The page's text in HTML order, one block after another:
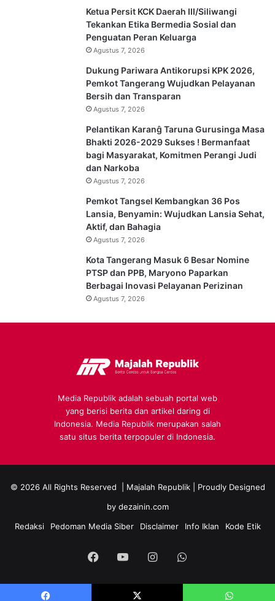
Ketua Persit KCK Daerah III/Siliwangi
Tekankan Etika Bermedia Sosial dan
Penguatan Peran Keluarga
Agustus 7, 2026
Dukung Pariwara Antikorupsi KPK 2026,
Pemkot Tangerang Wujudkan Pelayanan
Bersih dan Transparan
Agustus 7, 2026
Pelantikan Karanĝ Taruna Gurusinga Masa
Bhakti 2026-2029 Sukses ! Bermanfaat
bagi Masyarakat, Komitmen Perangi Judi
dan Narkoba
Agustus 7, 2026
Pemkot Tangsel Kembangkan 36 Pos
Lansia, Benyamin: Wujudkan Lansia Sehat,
Aktif, dan Bahagia
Agustus 7, 2026
Kota Tangerang Masuk 6 Besar Nomine
PTSP dan PPB, Maryono Paparkan
Berbagai Inovasi Pelayanan Perizinan
Agustus 7, 2026
Media Republik adalah sebuah portal web
yang berisi berita dan artikel daring di
Indonesia. Media Republik merupakan salah
satu situs berita terpopuler di Indonesia.
© 2026 All Rights Reserved | Majalah Republik| Proudly Designed
by dezainin.com
Redaksi
Pedoman Media Siber Disclaimer Info Iklan Kode Etik
Facebook
YouTubeInstagramWhatsApp